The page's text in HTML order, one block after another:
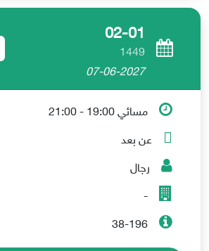
02-01
1449
07-06-2027
مسائي 19:00 - 21:00
عن بعد
رجال
-
38-196